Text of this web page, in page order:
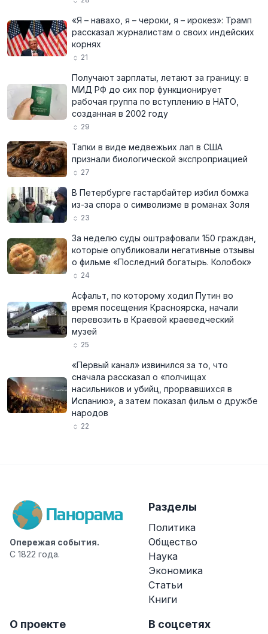
«Я – навахо, я – чероки, я – ирокез»: Трамп
рассказал журналистам о своих индейских
корнях
21
Получают зарплаты, летают за границу: в
МИД РФ до сих пор функционирует
рабочая группа по вступлению в НАТО,
созданная в 2002 году
29
Тапки в виде медвежьих лап в США
признали биологической экспроприацией
27
В Петербурге гастарбайтер избил бомжа
из-за спора о символизме в романах Золя
23
За неделю суды оштрафовали 150 граждан,
которые опубликовали негативные отзывы
о фильме «Последний богатырь. Колобок»
24
Асфальт, по которому ходил Путин во
время посещения Красноярска, начали
перевозить в Краевой краеведческий
музей
25
«Первый канал» извинился за то, что
сначала рассказал о «полчищах
насильников и убийц, прорвавшихся в
Испанию», а затем показал фильм о дружбе
народов
22
Опережая события.
С 1822 года.
Разделы
Политика
Общество
Наука
Экономика
Статьи
Книги
О проекте В соцсетях